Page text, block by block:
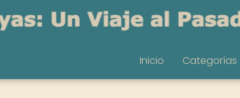
Inicio Categorías